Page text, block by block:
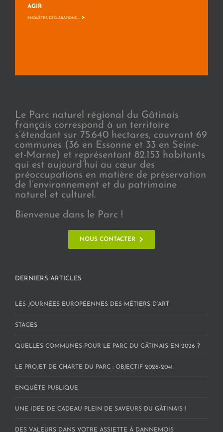
AGIR
ENQUÊTES, DÉCLARATIONS, ... >
Le Parc naturel régional du Gâtinais
français correspond à un territoire
s’étendant sur 75.640 hectares, couvrant 69
communes (36 en Essonne et 33 en Seine-
et-Marne) et représentant 82.153 habitants
qui est aujourd’hui au cœur des
préoccupations en matière de préservation
de l’environnement et du patrimoine
naturel et culturel.
Bienvenue dans le Parc !
NOUS CONTACTER
DERNIERS ARTICLES
LES JOURNÉES EUROPÉENNES DES MÉTIERS D’ART
STAGES
QUELLES COMMUNES POUR LE PARC DU GÂTINAIS EN 2026 ?
LE PROJET DE CHARTE DU PARC : OBJECTIF 2026-2041
ENQUÊTE PUBLIQUE
UNE IDÉE DE CADEAU PLEIN DE SAVEURS DU GÂTINAIS !
DES VALEURS DANS VOTRE ASSIETTE À DANNEMOIS